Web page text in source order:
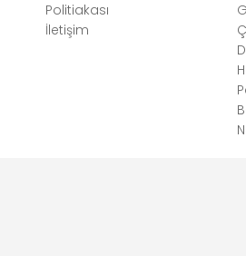
Politiakası
İletişim